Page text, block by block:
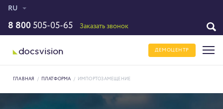
RU
8 800 505-05-65 Заказать звонок
ДЕМОЦЕНТР
ГЛАВНАЯ / ПЛАТФОРМА / ИМПОРТОЗАМЕЩЕНИЕ